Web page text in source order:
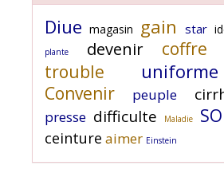
Diue magasin gain star
plante devenir coffre
trouble uniforme
Convenir peuple
presse difficulte Maladie
ceinture aimer Einstein